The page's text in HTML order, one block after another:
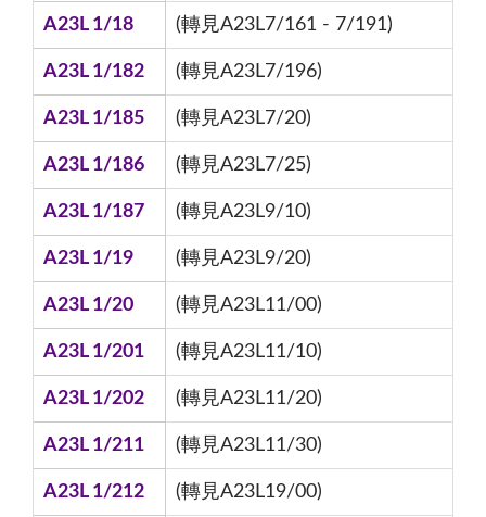
A23L 1/18 (轉見A23L7/161 - 7/191)
A23L 1/182 (轉見A23L7/196)
A23L 1/185 (轉見A23L7/20)
A23L 1/186 (轉見A23L7/25)
A23L 1/187 (轉見A23L9/10)
A23L 1/19 (轉見A23L9/20)
A23L 1/20 (轉見A23L11/00)
A23L 1/201 (轉見A23L11/10)
A23L 1/202 (轉見A23L11/20)
A23L 1/211 (轉見A23L11/30)
A23L 1/212 (轉見A23L19/00)